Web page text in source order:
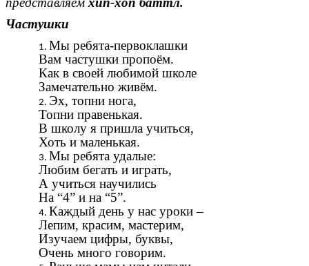
Частушки
Мы ребята-первоклашки
Вам частушки пропоём.
Как в своей любимой школе
Замечательно живём.
Эх, топни нога,
Топни правенькая.
В школу я пришла учиться,
Хоть и маленькая.
Мы ребята удалые:
Любим бегать и играть,
А учиться научились
На “4” и на “5”.
Каждый день у нас уроки –
Лепим, красим, мастерим,
Изучаем цифры, буквы,
Очень много говорим.